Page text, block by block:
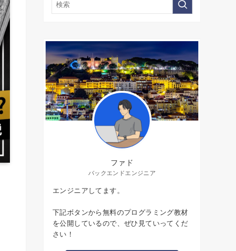
ファド
バックエンドエンジニア
エンジニアしてます。
下記ボタンから無料のプログラミング教材
を公開しているので、ぜひ見ていってくだ
さい！